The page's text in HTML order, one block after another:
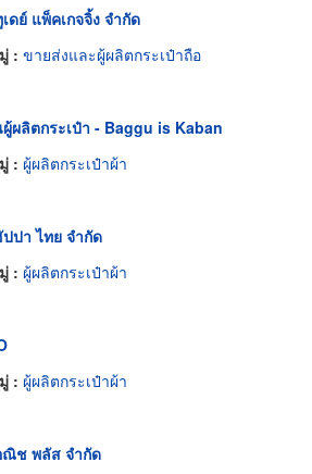
ดย์ แพ็คเกจจิ้ง จำกัด
: ขายส่งและผู้ผลิตกระเป๋าถือ
ผู้ผลิตกระเป๋า - Baggu is Kaban
: ผู้ผลิตกระเป๋าผ้า
ปา ไทย จำกัด
: ผู้ผลิตกระเป๋าผ้า
: ผู้ผลิตกระเป๋าผ้า
ช พลัส จำกัด